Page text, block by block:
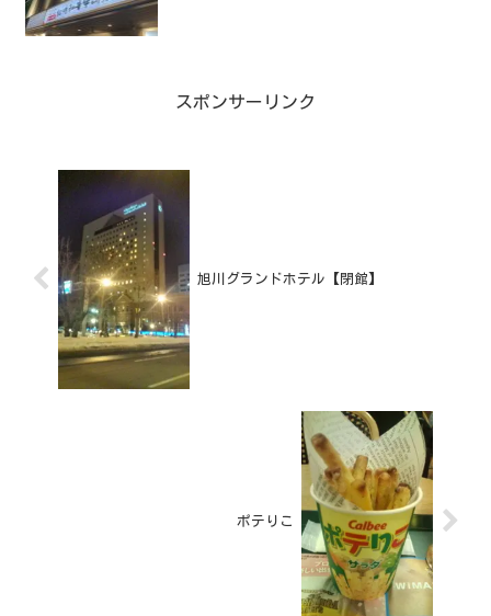
スポンサーリンク
旭川グランドホテル【閉館】
ポテりこ